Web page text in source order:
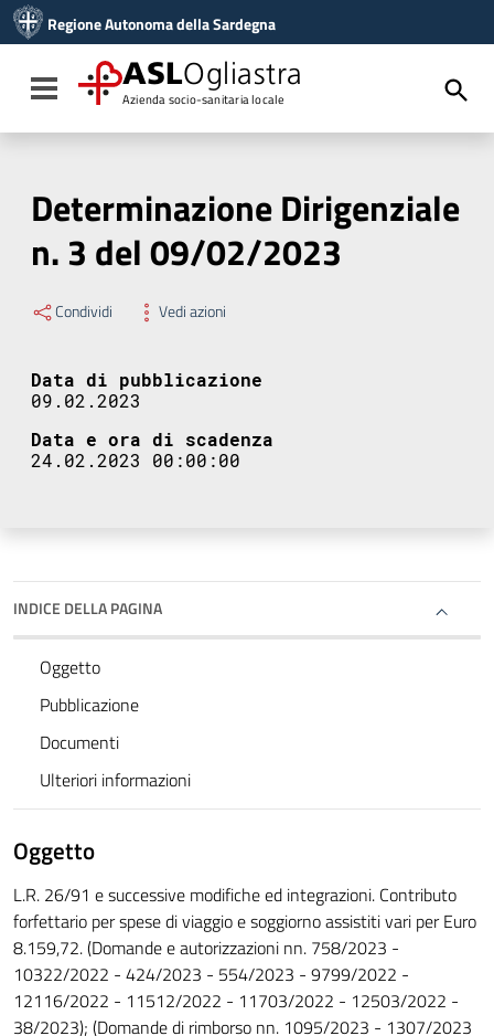
Vai al menu di navigazione
Vai al footer
Regione Autonoma della Sardegna
Toggle navigation
ASLOgliastra
Azienda socio-sanitaria locale
Determinazione Dirigenziale
n. 3 del 09/02/2023
Condividi Vedi azioni
Data di pubblicazione
09.02.2023
Data e ora di scadenza
24.02.2023 00:00:00
INDICE DELLA PAGINA
Oggetto
Pubblicazione
Documenti
Ulteriori informazioni
Oggetto
L.R. 26/91 e successive modifiche ed integrazioni. Contributo
forfettario per spese di viaggio e soggiorno assistiti vari per Euro
8.159,72. (Domande e autorizzazioni nn. 758/2023 -
10322/2022 - 424/2023 - 554/2023 - 9799/2022 -
12116/2022 - 11512/2022 - 11703/2022 - 12503/2022 -
38/2023); (Domande di rimborso nn. 1095/2023 - 1307/2023